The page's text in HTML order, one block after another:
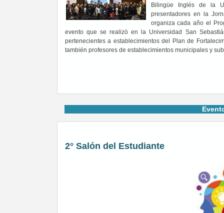
Bilingüe Inglés de la
presentadores en la
organiza cada año el
evento que se realizò en la Universidad San
pertenecientes a establecimientos del Plan de
también profesores de establecimientos municipales y
2° Salón del Estudiante